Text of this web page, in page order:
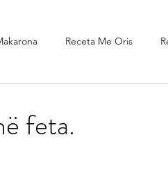
Receta Me Oris
feta.